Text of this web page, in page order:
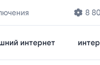
8
интернет